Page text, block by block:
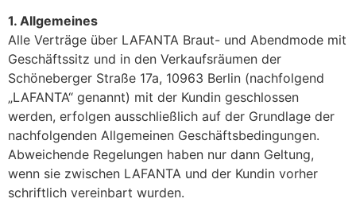
1. Allgemeines
Alle Verträge über LAFANTA Braut- und Abendmode mit
Geschäftssitz und in den Verkaufsräumen der
Schöneberger Straße 17a, 10963 Berlin (nachfolgend
„LAFANTA“ genannt) mit der Kundin geschlossen
werden, erfolgen ausschließlich auf der Grundlage der
nachfolgenden Allgemeinen Geschäftsbedingungen.
Abweichende Regelungen haben nur dann Geltung,
wenn sie zwischen LAFANTA und der Kundin vorher
schriftlich vereinbart wurden.